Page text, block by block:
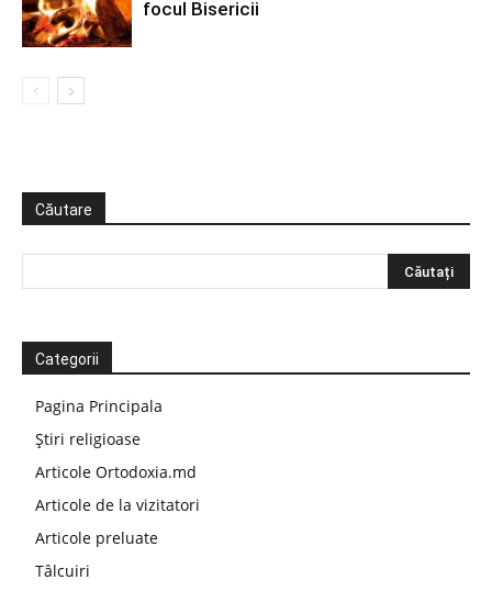
focul Bisericii
Căutare
Categorii
Pagina Principala
Știri religioase
Articole Ortodoxia.md
Articole de la vizitatori
Articole preluate
Tâlcuiri